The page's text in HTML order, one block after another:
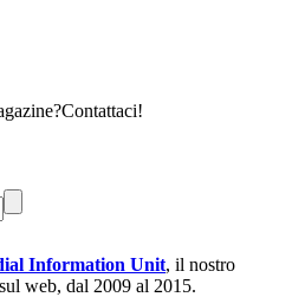
Information Unit, il nostro
web, dal 2009 al 2015.